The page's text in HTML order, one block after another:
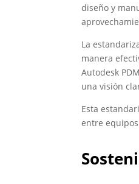
diseño y
La
manera
Autodesk
una visión
Esta
entre